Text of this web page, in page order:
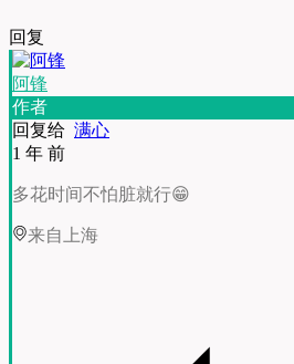
回复
阿锋
作者
回复给 满心
1 年 前
多花时间不怕脏就行😁
来自上海